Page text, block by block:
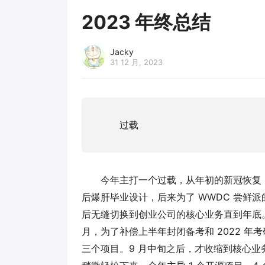
2023 年终总结
Jacky
31 12 月, 2023
过载
今年主打一个过载，从年初的新冠恢
后爆肝毕业设计，后来为了 WWDC 尝鲜
后无缝切换到创业公司的核心业务直到年
月，为了补偿上半年封闭备考和 2022 年
三个项目。9 月中旬之后，才收缩到核心